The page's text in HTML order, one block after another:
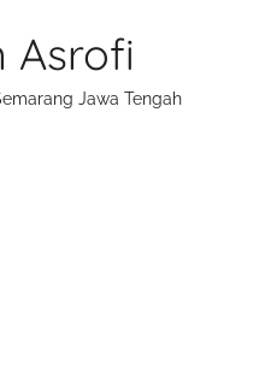
Asrofi
Jawa Tengah